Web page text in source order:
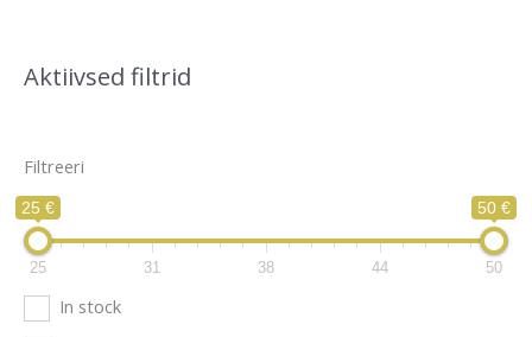
Aktiivsed filtrid
Filtreeri
25 € 50 €
25 31 38 44 50
In stock